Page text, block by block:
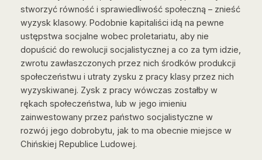
stworzyć równość i sprawiedliwość społeczną – znieść
wyzysk klasowy. Podobnie kapitaliści idą na pewne
ustępstwa socjalne wobec proletariatu, aby nie
dopuścić do rewolucji socjalistycznej a co za tym idzie,
zwrotu zawłaszczonych przez nich środków produkcji
społeczeństwu i utraty zysku z pracy klasy przez nich
wyzyskiwanej. Zysk z pracy wówczas zostałby w
rękach społeczeństwa, lub w jego imieniu
zainwestowany przez państwo socjalistyczne w
rozwój jego dobrobytu, jak to ma obecnie miejsce w
Chińskiej Republice Ludowej.